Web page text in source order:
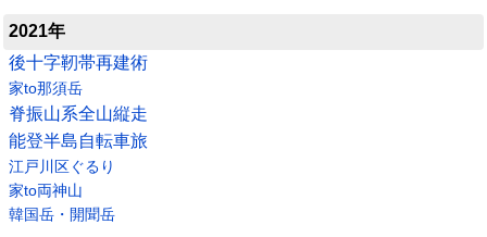
2021年
後十字靭帯再建術
家to那須岳
脊振山系全山縦走
能登半島自転車旅
江戸川区ぐるり
家to両神山
韓国岳・開聞岳